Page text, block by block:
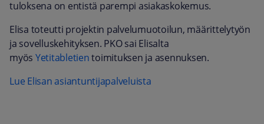
tuloksena on entistä parempi asiakaskokemus.
Elisa toteutti projektin palvelumuotoilun, määrittelytyön
ja sovelluskehityksen. PKO sai Elisalta
myös Yetitabletientoimituksen ja asennuksen.
Lue Elisan asiantuntijapalveluista